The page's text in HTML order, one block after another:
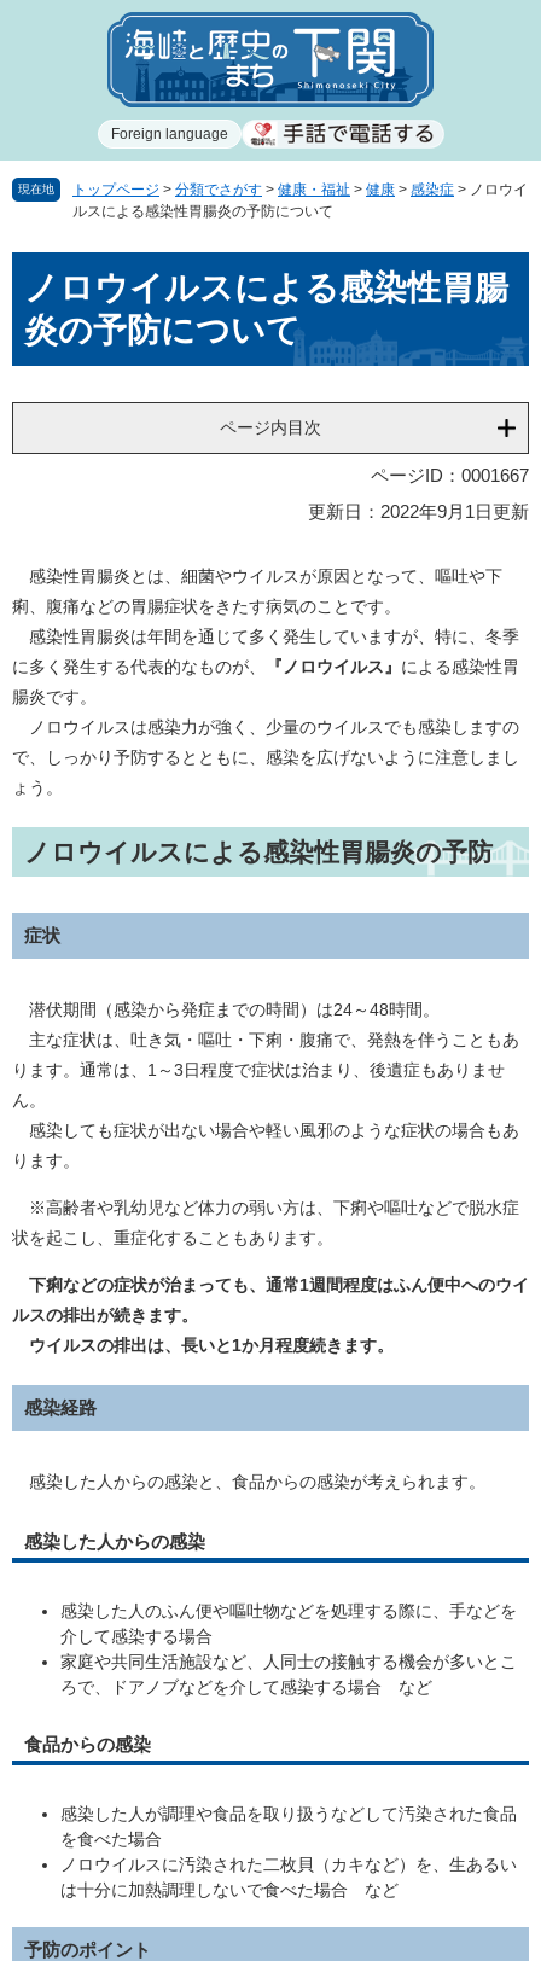
で
ば
Foreign language
現在地 トップページ > 分類でさがす > 健康・福祉 > 健康 > 感染症 > ノロウイ
ルスによる感染性胃腸炎の予防について
ノロウイルスによる感染性胃腸
炎の予防について
ページ内目次
ページID：0001667
更新日：2022年9月1日更新
感染性胃腸炎とは、細菌やウイルスが原因となって、嘔吐や下
痢、腹痛などの胃腸症状をきたす病気のことです。
感染性胃腸炎は年間を通じて多く発生していますが、特に、冬季
に多く発生する代表的なものが、
『ノロウイルス』 による感染性胃
腸炎です。
ノロウイルスは感染力が強く、少量のウイルスでも感染しますの
で、しっかり予防するとともに、感染を広げないように注意しまし
ょう。
ノロウイルスによる感染性胃腸炎の予防
症状
潜伏期間（感染から発症までの時間）は24～48時間。
主な症状は、吐き気・嘔吐・下痢・腹痛で、発熱を伴うこともあ
ります。通常は、1～3日程度で症状は治まり、後遺症もありませ
ん。
感染しても症状が出ない場合や軽い風邪のような症状の場合もあ
ります。
※高齢者や乳幼児など体力の弱い方は、下痢や嘔吐などで脱水症
状を起こし、重症化することもあります。
下痢などの症状が治まっても、通常1週間程度はふん便中へのウイ
ルスの排出が続きます。
ウイルスの排出は、長いと1か月程度続きます。
感染経路
感染した人からの感染と、食品からの感染が考えられます。
感染した人からの感染
感染した人のふん便や嘔吐物などを処理する際に、手などを
介して感染する場合
家庭や共同生活施設など、人同士の接触する機会が多いとこ
ろで、ドアノブなどを介して感染する場合 など
食品からの感染
感染した人が調理や食品を取り扱うなどして汚染された食品
を食べた場合
ノロウイルスに汚染された二枚貝（カキなど）を、生あるい
は十分に加熱調理しないで食べた場合 など
予防のポイント